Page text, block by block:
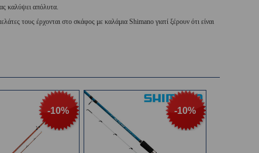
καλύψει απόλυτα.
τους έρχονται στο σκάφος με καλάμια Shimano γιατί ξέρουν ότι είναι
-10% -10%